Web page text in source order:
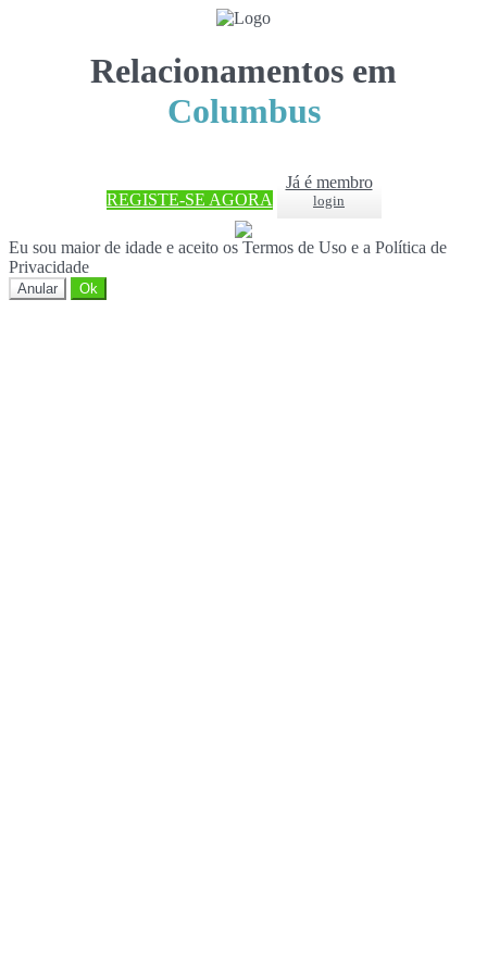
Relacionamentos em
Columbus
REGISTE-SE AGORA
Já é membro
login
Eu sou maior de idade e aceito os Termos de Uso e a Política de
Privacidade
Anular Ok